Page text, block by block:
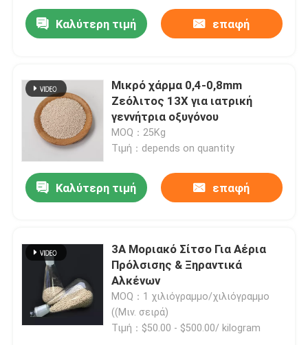
Καλύτερη τιμή επαφή
Μικρό χάρμα 0,4-0,8mm
Ζεόλιτος 13X για ιατρική
γεννήτρια οξυγόνου
MOQ：25Kg
Τιμή：depends on quantity
Καλύτερη τιμή επαφή
3Α Μοριακό Σίτσο Για Αέρια
Πρόλσισης & Ξηραντικά
Αλκένων
MOQ：1 χιλιόγραμμο/χιλιόγραμμο
((Μιν. σειρά)
Τιμή：$50.00 - $500.00/ kilogram